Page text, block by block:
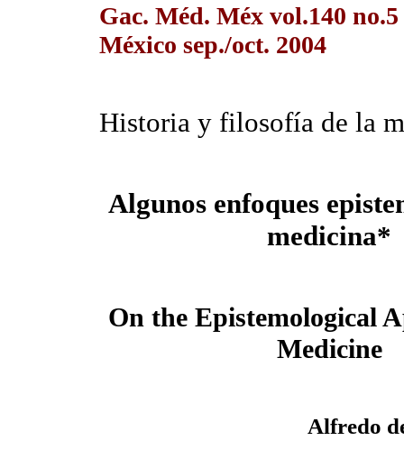
Gac. Méd. Méx vol.140
México sep./oct. 2004
Historia y filosofía de la
Algunos enfoques
medicina*
On the Epistemological
Medicine
Alfredo